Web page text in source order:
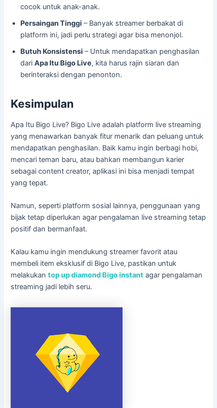
cocok untuk anak-anak.
Persaingan Tinggi – Banyak streamer berbakat di
platform ini, jadi perlu strategi agar bisa menonjol.
Butuh Konsistensi – Untuk mendapatkan penghasilan
dariApa Itu Bigo Live, kita harus rajin siaran dan
berinteraksi dengan penonton.
Kesimpulan
Apa Itu Bigo Live? Bigo Live adalah platform live streaming
yang menawarkan banyak fitur menarik dan peluang untuk
mendapatkan penghasilan. Baik kamu ingin berbagi hobi,
mencari teman baru, atau bahkan membangun karier
sebagai content creator, aplikasi ini bisa menjadi tempat
yang tepat.
Namun, seperti platform sosial lainnya, penggunaan yang
bijak tetap diperlukan agar pengalaman live streaming tetap
positif dan bermanfaat.
Kalau kamu ingin mendukung streamer favorit atau
membeli item eksklusif di Bigo Live, pastikan untuk
melakukantop up diamond Bigo instant agar pengalaman
streaming jadi lebih seru.